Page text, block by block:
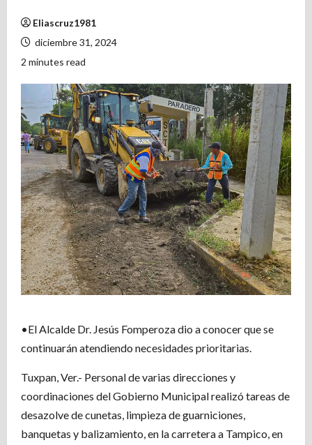
Eliascruz1981
diciembre 31, 2024
2 minutes read
•El Alcalde Dr. Jesús Fomperoza dio a conocer que se
continuarán atendiendo necesidades prioritarias.
Tuxpan, Ver.- Personal de varias direcciones y
coordinaciones del Gobierno Municipal realizó tareas de
desazolve de cunetas, limpieza de guarniciones,
banquetas y balizamiento, en la carretera a Tampico, en